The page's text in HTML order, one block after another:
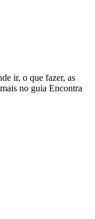
ir, o que fazer, as
no guia Encontra